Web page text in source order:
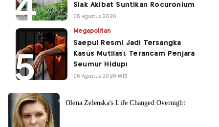
Siak Akibat Suntikan Rocuronium
05 Agustus 2026
Megapolitan
Saepul Resmi Jadi Tersangka
Kasus Mutilasi, Terancam Penjara
Seumur Hidup!
06 Agustus 2026 WIB